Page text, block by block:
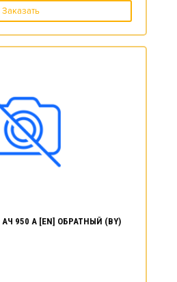
Заказать
АЧ 950 А [EN] ОБРАТНЫЙ (BY)